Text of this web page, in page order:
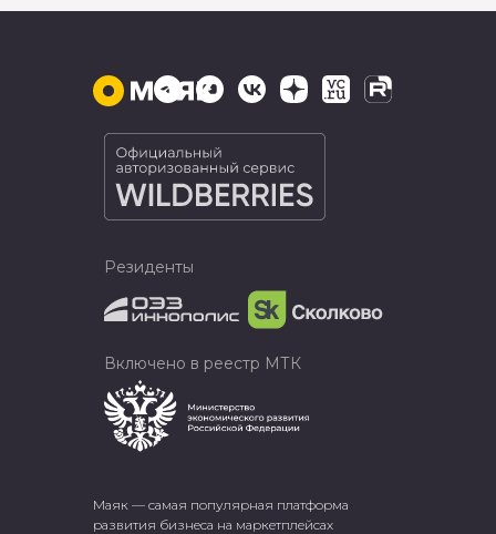
Маяк — самая популярная платформа
развития бизнеса на маркетплейсах
Резиденты
Включено в реестр МТК